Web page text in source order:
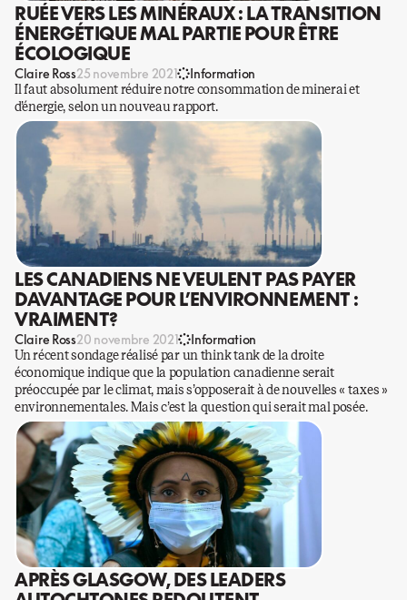
RUÉE VERS LES MINÉRAUX : LA TRANSITION
ÉNERGÉTIQUE MAL PARTIE POUR ÊTRE
ÉCOLOGIQUE
Claire Ross25 novembre 2021 Information
Il faut absolument réduire notre consommation de minerai et
d’énergie, selon un nouveau rapport.
LES CANADIENS NE VEULENT PAS PAYER
DAVANTAGE POUR L’ENVIRONNEMENT :
VRAIMENT?
Claire Ross20 novembre 2021 Information
Un récent sondage réalisé par un think tank de la droite
économique indique que la population canadienne serait
préoccupée par le climat, mais s’opposerait à de nouvelles « taxes »
environnementales. Mais c’est la question qui serait mal posée.
APRÈS GLASGOW, DES LEADERS